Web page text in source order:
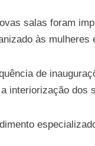
salas foram
às
de
interiorização dos